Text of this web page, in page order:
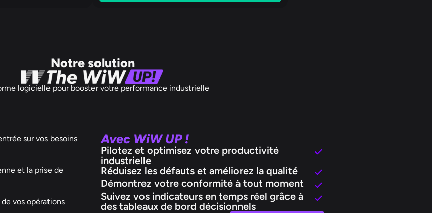
Notre solution
logicielle pour booster votre performance industrielle
sur vos besoins
et la prise de
vos opérations
Avec WiW UP !
Pilotez et optimisez votre productivité
industrielle
Réduisez les défauts et améliorez la qualité
Démontrez votre conformité à tout moment
Suivez vos indicateurs en temps réel grâce à
des tableaux de bord décisionnels